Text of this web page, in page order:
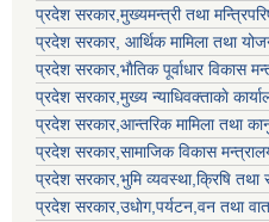
प्रदेश सरकार,मुख्यमन्त्री तथा
प्रदेश सरकार, आर्थिक मामिला तथा
प्रदेश सरकार,भाैतिक पूर्वाधार विकास
प्रदेश सरकार,मुख्य न्याधिवक्ताकाे
प्रदेश सरकार,आन्तरिक मामिला तथा
प्रदेश सरकार,सामाजिक विकास
प्रदेश सरकार,भुमि व्यवस्था,क्रिषि तथा
प्रदेश सरकार,उधाेग,पर्यटन,वन तथा